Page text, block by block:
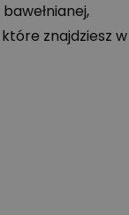
które znajdziesz w